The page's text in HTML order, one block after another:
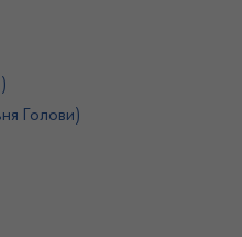
Голови)